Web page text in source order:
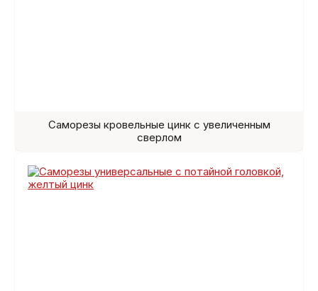
Саморезы кровельные цинк с увеличенным
сверлом